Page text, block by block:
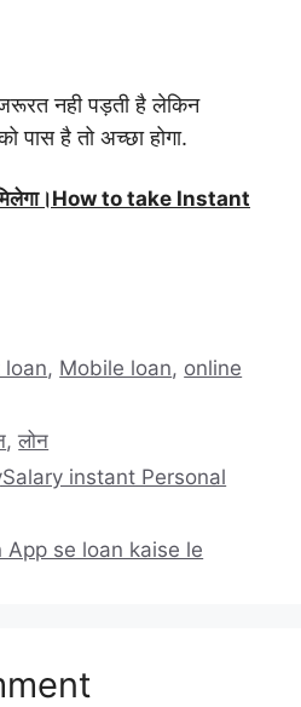
नही पड़ती है लेकिन
पास है तो अच्छा होगा.
to take Instant
loan, Mobile loan, online
,लोन
instant Personal
se loan kaise le